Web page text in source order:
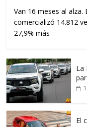
Van 16 meses al
comercializó 14.812
27,9% más
La
El